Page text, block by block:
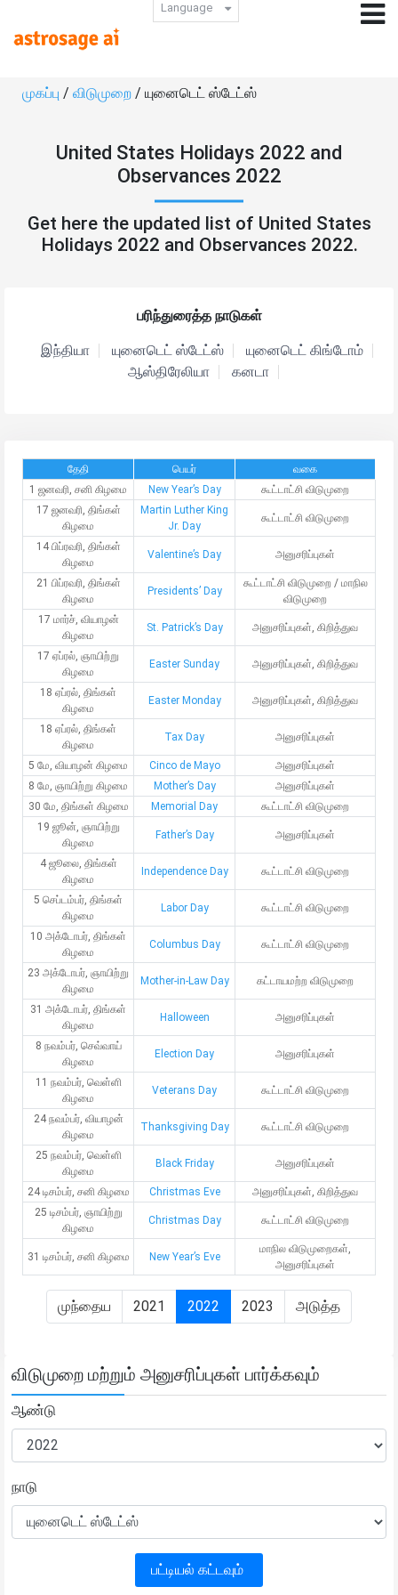
Language
முகப்பு / விடுமுறை / யுனைடெட் ஸ்டேட்ஸ்
United States Holidays 2022 and
Observances 2022
Get here the updated list of United States
Holidays 2022 and Observances 2022.
பரிந்துரைத்த நாடுகள்
இந்தியா யுனைடெட் ஸ்டேட்ஸ்
யுனைடெட் கிங்டோம்
ஆஸ்திரேலியா
கனடா
தேதி பெயர்
வகை
1 ஜனவரி, சனி கிழமை
New Year’s Day
கூட்டாட்சி விடுமுறை
17 ஜனவரி, திங்கள்
கிழமை
Martin Luther King
Jr. Day
கூட்டாட்சி விடுமுறை
14 பிப்ரவரி, திங்கள்
கிழமை
Valentine’s Day அனுசரிப்புகள்
21 பிப்ரவரி, திங்கள்
கிழமை
Presidents’ Day
கூட்டாட்சி விடுமுறை / மாநில
விடுமுறை
17 மார்ச், வியாழன்
கிழமை
St. Patrick’s Day அனுசரிப்புகள், கிறித்துவ
17 ஏப்ரல், ஞாயிற்று
கிழமை
Easter Sunday அனுசரிப்புகள், கிறித்துவ
18 ஏப்ரல், திங்கள்
கிழமை
Easter Monday அனுசரிப்புகள், கிறித்துவ
18 ஏப்ரல், திங்கள்
கிழமை
Tax Day அனுசரிப்புகள்
5 மே, வியாழன் கிழமை Cinco de Mayo
அனுசரிப்புகள்
8 மே, ஞாயிற்று கிழமை
Mother’s Day
அனுசரிப்புகள்
30 மே, திங்கள் கிழமை
Memorial Day
கூட்டாட்சி விடுமுறை
19 ஜூன், ஞாயிற்று
கிழமை
Father’s Day அனுசரிப்புகள்
4 ஜூலை, திங்கள்
கிழமை
Independence Day கூட்டாட்சி விடுமுறை
5 செப்டம்பர், திங்கள்
கிழமை
Labor Day கூட்டாட்சி விடுமுறை
10 அக்டோபர், திங்கள்
கிழமை
Columbus Day கூட்டாட்சி விடுமுறை
23 அக்டோபர், ஞாயிற்று
கிழமை
Mother-in-Law Day கட்டாயமற்ற விடுமுறை
31 அக்டோபர், திங்கள்
கிழமை
Halloween அனுசரிப்புகள்
8 நவம்பர், செவ்வாய்
கிழமை
Election Day அனுசரிப்புகள்
11 நவம்பர், வெள்ளி
கிழமை
Veterans Day கூட்டாட்சி விடுமுறை
24 நவம்பர், வியாழன்
கிழமை
Thanksgiving Day கூட்டாட்சி விடுமுறை
25 நவம்பர், வெள்ளி
கிழமை
Black Friday அனுசரிப்புகள்
24 டிசம்பர், சனி கிழமை Christmas Eve
அனுசரிப்புகள், கிறித்துவ
25 டிசம்பர், ஞாயிற்று
கிழமை
Christmas Day கூட்டாட்சி விடுமுறை
31 டிசம்பர், சனி கிழமை New Year’s Eve
மாநில விடுமுறைகள்,
அனுசரிப்புகள்
முந்தைய 2021 2022 2023 அடுத்த
விடுமுறை மற்றும் அனுசரிப்புகள் பார்க்கவும்
ஆண்டு
நாடு
பட்டியல் கட்டவும்